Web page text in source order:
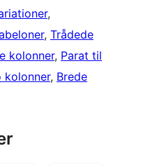
, Trådede
kolonner, Parat til
kolonner, Brede